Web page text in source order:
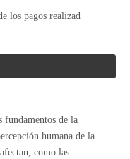
los pagos realizad
fundamentos de la
humana de la
como las